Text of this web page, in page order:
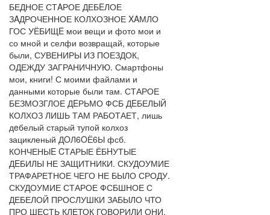
БЕДНОЕ СТAРОЕ ДЕБEЛОЕ
ЗAДРОЧЕННОЕ КОЛХОЗНОЕ XAМЛО
ГОС УЁБИЩE мои вещи и фото мои и
со мной и селфи возвращай, которые
были, СУВЕНИРЫ ИЗ ПОЕЗДОК,
ОДЕЖДУ ЗАГРАНИЧНУЮ. Смартфоны
мои, книги! С моими файлами и
данными которые были там. СТАРОЕ
БЕЗМОЗГЛОЕ ДEРЬМО ФСБ ДEБЕЛЫЙ
КОЛХОЗ ЛИШЬ ТАМ РАБОТАЕТ, лишь
дeбелый старый тупой колхоз
зацикленый ДOЛ6OЁ6Ы фсб.
КОНЧЕНЫE CТАРЫЕ ЁБHУТЫЕ
ДEБИЛЫ НЕ ЗАЩИТНИКИ. СКУДОУМИЕ
ТРАФАРЕТНОЕ ЧЕГО НЕ БЫЛО СРОДУ.
СКУДОУМИЕ СТАРОЕ ФСБШНОЕ С
ДЕБЕЛОЙ ПРОСЛУШКИ ЗАБЫЛО ЧТО
ПРО ШЕСТЬ КЛЕТОК ГОВОРИЛИ ОНИ.